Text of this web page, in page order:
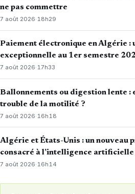
ne pas commettre
7 août 2026· 18h29
Paiement électronique en Algérie :
exceptionnelle au 1er semestre
7 août 2026·17h33
Ballonnements ou digestion lente :
trouble de la motilité ?
7 août 2026· 16h18
Algérie et États-Unis : un nouveau
consacré à l’intelligence artificielle
7 août 2026·16h14